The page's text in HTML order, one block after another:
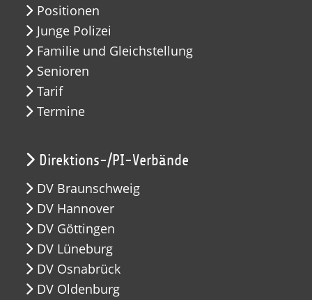
Positionen
Junge Polizei
Familie und Gleichstellung
Senioren
Tarif
Termine
Direktions-/PI-Verbände
DV Braunschweig
DV Hannover
DV Göttingen
DV Lüneburg
DV Osnabrück
DV Oldenburg